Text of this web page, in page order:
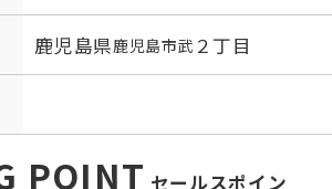
鹿児島県鹿児島市武 ２丁目
POINT セールスポイン